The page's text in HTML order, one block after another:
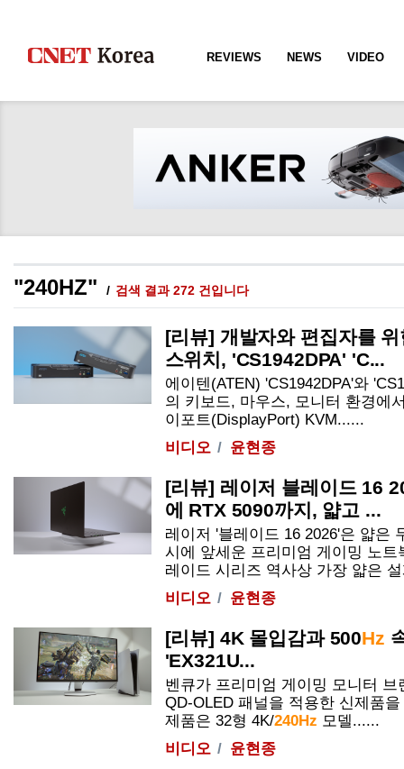
REVIEWS NEWS VIDEO
"240HZ" 검색 결과 272 건입니다
[리뷰] 개발자와 편집자를
스위치, 'CS1942DPA' 'C...
에이텐(ATEN) 'CS1942DPA'와
의 키보드, 마우스, 모니터 환경에
이포트(DisplayPort) KVM......
비디오
윤현종
[리뷰] 레이저 블레이드 16
에 RTX 5090까지, 얇고 ...
레이저 '블레이드 16 2026'은 얇은
시에 앞세운 프리미엄 게이밍 노트
레이드 시리즈 역사상 가장 얇은
비디오
윤현종
[리뷰] 4K 몰입감과 500Hz
'EX321U...
벤큐가 프리미엄 게이밍 모니터
QD-OLED 패널을 적용한 신제품
제품은 32형 4K/240Hz 모델......
비디오
윤현종